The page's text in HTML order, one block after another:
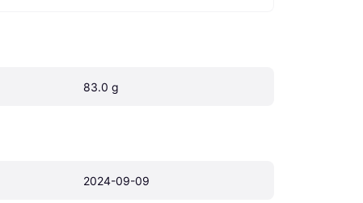
83.0 g
2024-09-09